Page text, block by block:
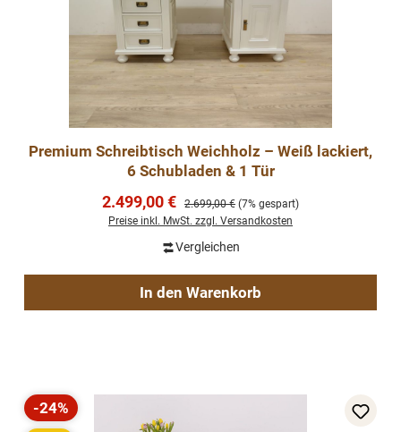
Premium Schreibtisch Weichholz – Weiß lackiert,
6 Schubladen & 1 Tür
Verkaufspreis:
2.499,00 € Regulärer Preis:
2.699,00 € (7% gespart)
Preise inkl. MwSt. zzgl. Versandkosten
Vergleichen
In den Warenkorb
Rabatt
-24%